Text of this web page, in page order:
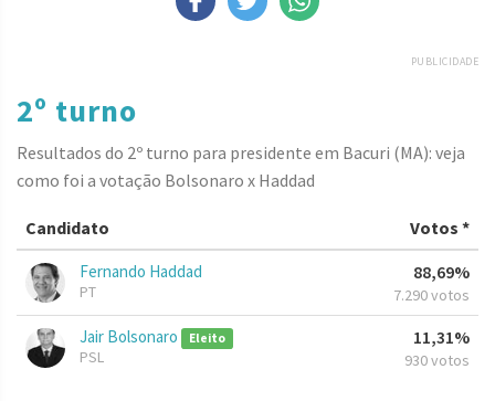
PUBLICIDADE
2º turno
Resultados do 2º turno para presidente em Bacuri (MA): veja
como foi a votação Bolsonaro x Haddad
Candidato Votos *
Fernando Haddad
PT
88,69%
7.290 votos
Jair Bolsonaro Eleito
PSL
11,31%
930 votos